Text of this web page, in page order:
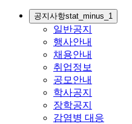
공지사항stat_minus_1
일반공지
행사안내
채용안내
취업정보
공모안내
학사공지
장학공지
감염병 대응